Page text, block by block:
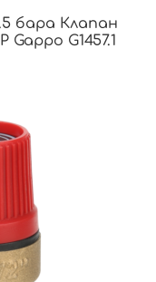
бара Клапан
G1457.1